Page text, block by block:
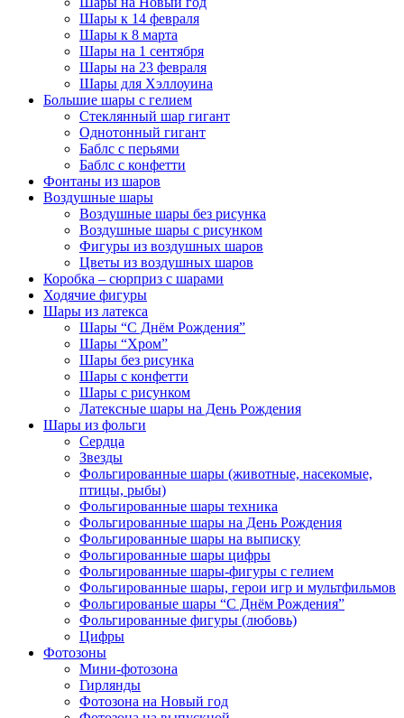
Шары к 14 февраля
Шары к 8 марта
Шары на 1 сентября
Шары на 23 февраля
Шары для Хэллоуина
Большие шары с гелием
Стеклянный шар гигант
Однотонный гигант
Баблс с перьями
Баблс с конфетти
Фонтаны из шаров
Воздушные шары
Воздушные шары без рисунка
Воздушные шары с рисунком
Фигуры из воздушных шаров
Цветы из воздушных шаров
Коробка – сюрприз с шарами
Ходячие фигуры
Шары из латекса
Шары “С Днём Рождения”
Шары “Хром”
Шары без рисунка
Шары с конфетти
Шары с рисунком
Латексные шары на День Рождения
Шары из фольги
Сердца
Звезды
Фольгированные шары (животные, насекомые,
птицы, рыбы)
Фольгированные шары техника
Фольгированные шары на День Рождения
Фольгированные шары на выписку
Фольгированные шары цифры
Фольгированные шары-фигуры с гелием
Фольгированные шары, герои игр и мультфильмов
Фольгированые шары “С Днём Рождения”
Фольгированные фигуры (любовь)
Цифры
Фотозоны
Мини-фотозона
Гирлянды
Фотозона на Новый год